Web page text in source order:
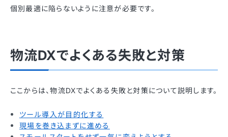
個別最適に陥らないように注意が必要です。
物流DXでよくある失敗と対策
ここからは、物流DXでよくある失敗と対策について説明します。
ツール導入が目的化する
現場を巻き込まずに進める